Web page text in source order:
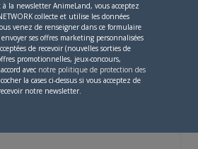
0
: «
du
la newsletter AnimeLand, vous acceptez
collecte et utilise les données
venez de renseigner dans ce formulaire
ses offres marketing personnalisées
de recevoir (nouvelles sorties de
promotionnelles, jeux-concours,
avec notre politique de protection des
la cases ci-dessus si vous acceptez de
notre newsletter.